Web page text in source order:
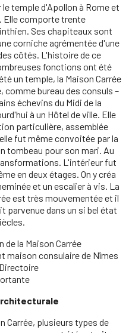
temple d'Apollon à Rome et
Elle comporte trente
Ses chapiteaux sont
corniche agrémentée d'une
côtés. L'histoire de ce
fonctions ont été
un temple, la Maison Carrée
comme bureau des consuls –
échevins du Midi de la
à un Hôtel de ville. Elle
particulière, assemblée
fut même convoitée par la
tombeau pour son mari. Au
L'intérieur fut
en deux étages. On y créa
et un escalier à vis. La
est très mouvementée et il
parvenue dans un si bel état
de la Maison Carrée
maison consulaire de Nîmes
Carrée, plusieurs types de